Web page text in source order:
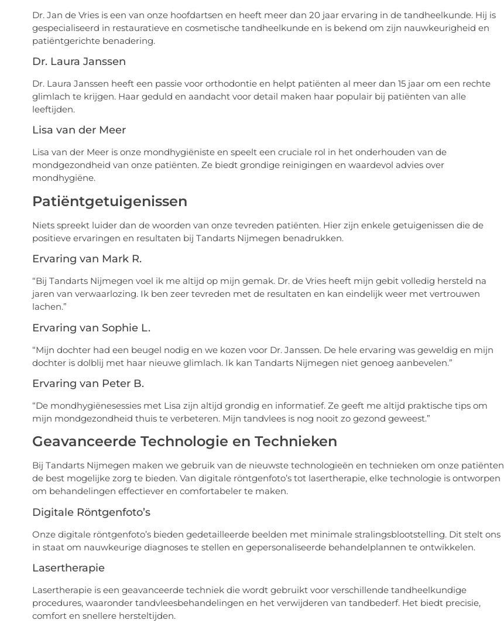
Dr. Jan de Vries is een van onze hoofdartsen en heeft meer dan 20 jaar ervaring in de tandheelkunde. Hij is
gespecialiseerd in restauratieve en cosmetische tandheelkunde en is bekend om zijn nauwkeurigheid en
patiëntgerichte benadering.
Dr. Laura Janssen
Dr. Laura Janssen heeft een passie voor orthodontie en helpt patiënten al meer dan 15 jaar om een rechte
glimlach te krijgen. Haar geduld en aandacht voor detail maken haar populair bij patiënten van alle
leeftijden.
Lisa van der Meer
Lisa van der Meer is onze mondhygiëniste en speelt een cruciale rol in het onderhouden van de
mondgezondheid van onze patiënten. Ze biedt grondige reinigingen en waardevol advies over
mondhygiëne.
Patiëntgetuigenissen
Niets spreekt luider dan de woorden van onze tevreden patiënten. Hier zijn enkele getuigenissen die de
positieve ervaringen en resultaten bij Tandarts Nijmegen benadrukken.
Ervaring van Mark R.
“Bij Tandarts Nijmegen voel ik me altijd op mijn gemak. Dr. de Vries heeft mijn gebit volledig hersteld na
jaren van verwaarlozing. Ik ben zeer tevreden met de resultaten en kan eindelijk weer met vertrouwen
lachen.”
Ervaring van Sophie L.
“Mijn dochter had een beugel nodig en we kozen voor Dr. Janssen. De hele ervaring was geweldig en mijn
dochter is dolblij met haar nieuwe glimlach. Ik kan Tandarts Nijmegen niet genoeg aanbevelen.”
Ervaring van Peter B.
“De mondhygiënesessies met Lisa zijn altijd grondig en informatief. Ze geeft me altijd praktische tips om
mijn mondgezondheid thuis te verbeteren. Mijn tandvlees is nog nooit zo gezond geweest.”
Geavanceerde Technologie en Technieken
Bij Tandarts Nijmegen maken we gebruik van de nieuwste technologieën en technieken om onze patiënten
de best mogelijke zorg te bieden. Van digitale röntgenfoto’s tot lasertherapie, elke technologie is ontworpen
om behandelingen effectiever en comfortabeler te maken.
Digitale Röntgenfoto’s
Onze digitale röntgenfoto’s bieden gedetailleerde beelden met minimale stralingsblootstelling. Dit stelt ons
in staat om nauwkeurige diagnoses te stellen en gepersonaliseerde behandelplannen te ontwikkelen.
Lasertherapie
Lasertherapie is een geavanceerde techniek die wordt gebruikt voor verschillende tandheelkundige
procedures, waaronder tandvleesbehandelingen en het verwijderen van tandbederf. Het biedt precisie,
comfort en snellere hersteltijden.